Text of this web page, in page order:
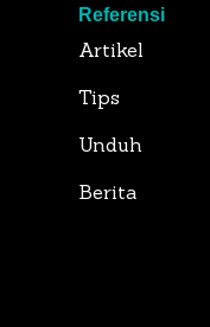
Referensi
Artikel
Tips
Unduh
Berita